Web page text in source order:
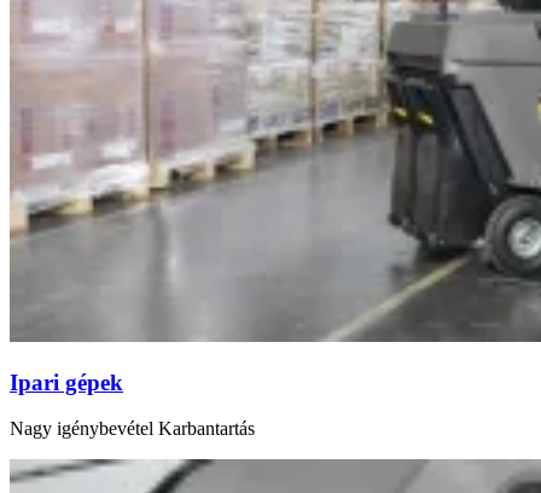
Ipari gépek
Nagy igénybevétel Karbantartás